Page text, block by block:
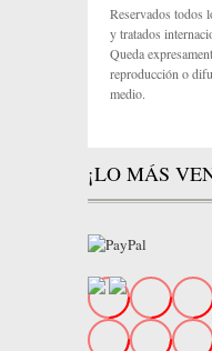
Reservados todos
y tratados
Queda
reproducción o
medio.
¡LO MÁS